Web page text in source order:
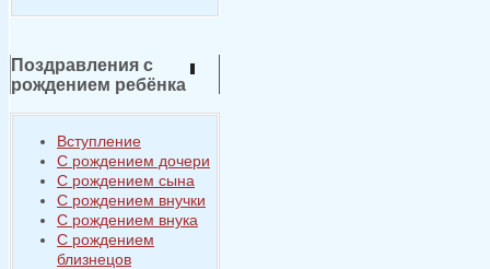
Поздравления с
рождением ребёнка
Вступление
С рождением дочери
С рождением сына
С рождением внучки
С рождением внука
С рождением
близнецов